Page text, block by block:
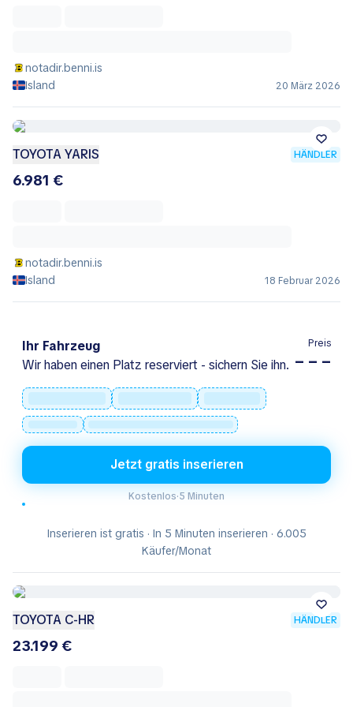
notadir.benni.is
Island
20 März 2026
TOYOTA YARIS HÄNDLER
6.981 €
notadir.benni.is
Island
18 Februar 2026
Ihr Fahrzeug
Wir haben einen Platz reserviert - sichern Sie ihn.
Preis
– – –
Jetzt gratis inserieren
Kostenlos·5 Minuten
Inserieren ist gratis · In 5 Minuten inserieren · 6.005
Käufer/Monat
TOYOTA C-HR HÄNDLER
23.199 €